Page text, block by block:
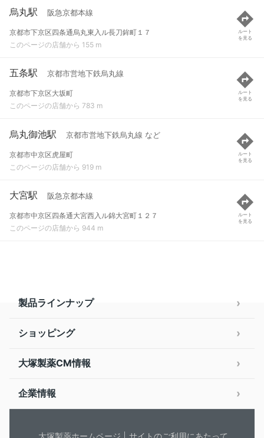
烏丸駅 阪急京都本線
京都市下京区四条通烏丸東入ル長刀鉾町１７
このページの店舗から 155 m
ルート
を見る
五条駅 京都市営地下鉄烏丸線
京都市下京区大坂町
このページの店舗から 783 m
ルート
を見る
烏丸御池駅 京都市営地下鉄烏丸線 など
京都市中京区虎屋町
このページの店舗から 919 m
ルート
を見る
大宮駅 阪急京都本線
京都市中京区四条通大宮西入ル錦大宮町１２７
このページの店舗から 944 m
ルート
を見る
製品ラインナップ
ショッピング
大塚製薬CM情報
企業情報